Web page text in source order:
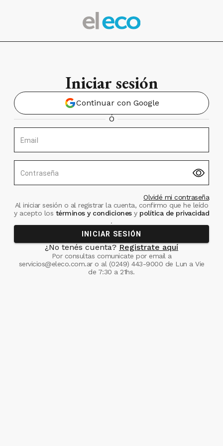
Iniciar sesión
Continuar con Google
Ó
Email
Contraseña
Olvidé mi contraseña
Al iniciar sesión o al registrar la cuenta, confirmo que he leído
y acepto los términos y condiciones ypolítica de privacidad
.
INICIAR SESIÓN
¿No tenés cuenta? Registrate aquí
Por consultas comunicate por email a
servicios@eleco.com.aro al (0249) 443-9000 de Lun a Vie
de 7:30 a 21hs.